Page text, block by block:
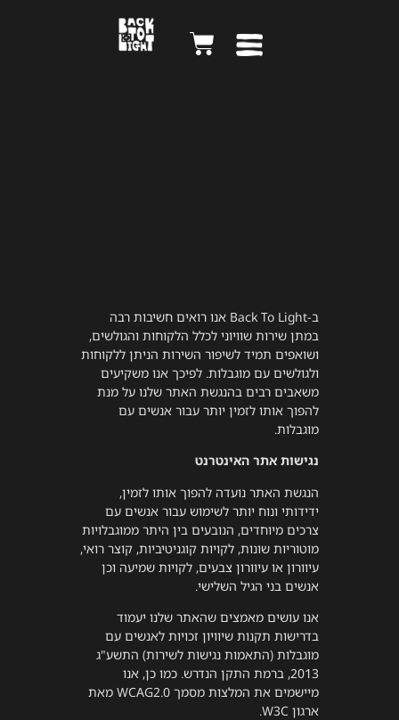
ב-Back To Light אנו רואים חשיבות רבה
במתן שירות שוויוני לכלל הלקוחות והגולשים,
ושואפים תמיד לשיפור השירות הניתן ללקוחות
ולגולשים עם מוגבלות. לפיכך אנו משקיעים
משאבים רבים בהנגשת האתר שלנו על מנת
להפוך אותו לזמין יותר עבור אנשים עם
מוגבלות.
נגישות אתר האינטרנט
הנגשת האתר נועדה להפוך אותו לזמין,
ידידותי ונוח יותר לשימוש עבור אנשים עם
צרכים מיוחדים, הנובעים בין היתר ממוגבלויות
מוטוריות שונות, לקויות קוגניטיביות, קוצר רואי,
עיוורון או עיוורון צבעים, לקויות שמיעה וכן
אנשים בני הגיל השלישי.
אנו עושים מאמצים שהאתר שלנו יעמוד
בדרישות תקנות שיוויון זכויות לאנשים עם
מוגבלות (התאמות נגישות לשירות) התשע"ג
2013, ברמת התקן הנדרש. כמו כן, אנו
מיישמים את המלצות מסמך WCAG2.0 מאת
ארגון W3C.